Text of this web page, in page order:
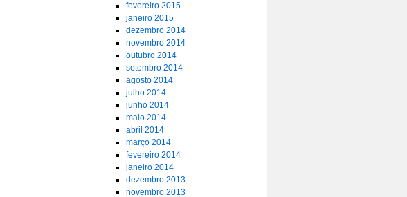
fevereiro 2015
janeiro 2015
dezembro 2014
novembro 2014
outubro 2014
setembro 2014
agosto 2014
julho 2014
junho 2014
maio 2014
abril 2014
março 2014
fevereiro 2014
janeiro 2014
dezembro 2013
novembro 2013